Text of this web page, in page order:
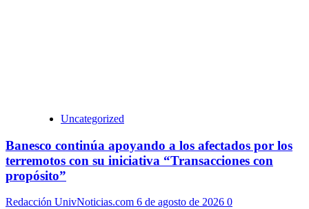
Uncategorized
Banesco continúa apoyando a los afectados por los
terremotos con su iniciativa “Transacciones con
propósito”
Redacción UnivNoticias.com 6 de agosto de 2026 0